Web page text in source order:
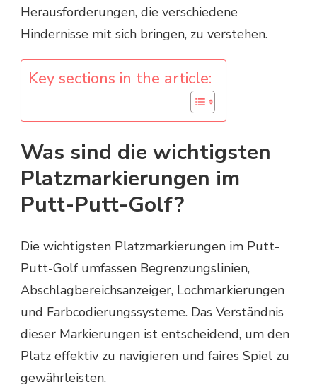
Herausforderungen, die verschiedene
Hindernisse mit sich bringen, zu verstehen.
Key sections in the article:
Was sind die wichtigsten
Platzmarkierungen im
Putt-Putt-Golf?
Die wichtigsten Platzmarkierungen im Putt-
Putt-Golf umfassen Begrenzungslinien,
Abschlagbereichsanzeiger, Lochmarkierungen
und Farbcodierungssysteme. Das Verständnis
dieser Markierungen ist entscheidend, um den
Platz effektiv zu navigieren und faires Spiel zu
gewährleisten.